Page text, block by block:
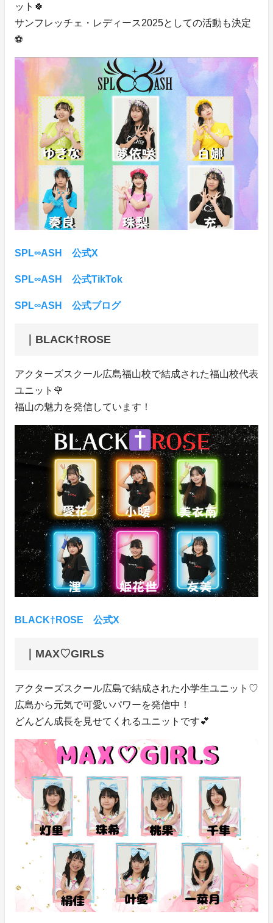
ット🍀
サンフレッチェ・レディース2025としての活動も決定
⚽
SPL∞ASH 公式X
SPL∞ASH 公式TikTok
SPL∞ASH 公式ブログ
｜BLACK†ROSE
アクターズスクール広島福山校で結成された福山校代表
ユニット🌹
福山の魅力を発信しています！
BLACK†ROSE 公式X
｜MAX♡GIRLS
アクターズスクール広島で結成された小学生ユニット♡
広島から元気で可愛いパワーを発信中！
どんどん成長を見せてくれるユニットです💕